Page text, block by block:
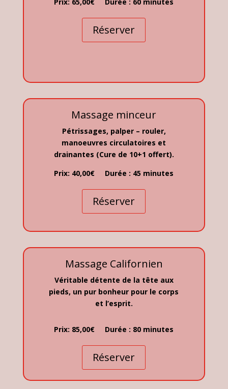
Prix: 65,00€ Durée : 60 minutes
Réserver
Massage minceur
Pétrissages, palper – rouler,
manoeuvres circulatoires et
drainantes (Cure de 10+1 offert).
Prix: 40,00€ Durée : 45 minutes
Réserver
Massage Californien
Véritable détente de la tête aux
pieds, un pur bonheur pour le corps
et l’esprit.
Prix: 85,00€ Durée : 80 minutes
Réserver